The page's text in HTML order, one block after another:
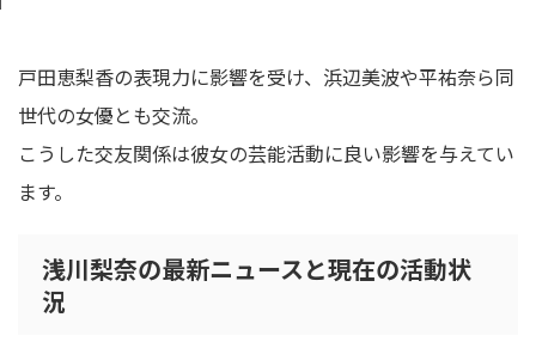
戸田恵梨香の表現力に影響を受け、浜辺美波や平祐奈ら同
世代の女優とも交流。
こうした交友関係は彼女の芸能活動に良い影響を与えてい
ます。
浅川梨奈の最新ニュースと現在の活動状
況